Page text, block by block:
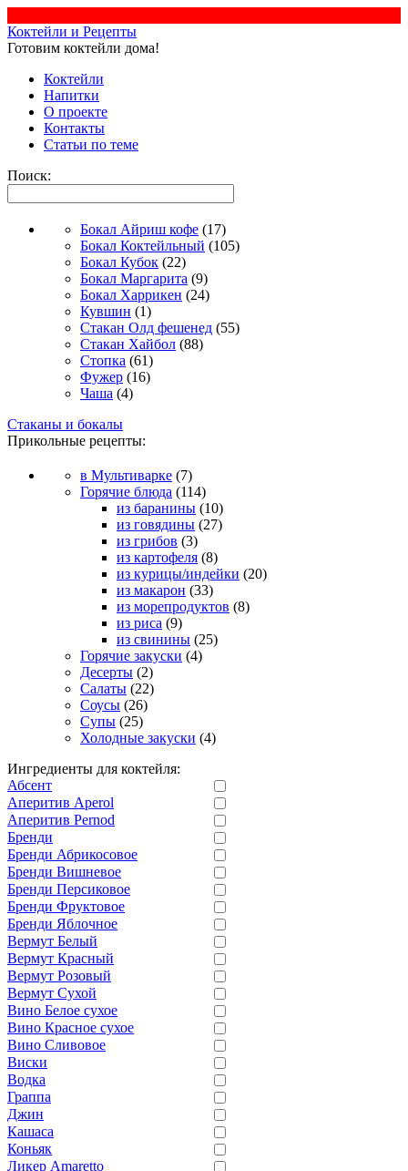
Коктейли и Рецепты
Готовим коктейли дома!
Коктейли
Напитки
О проекте
Контакты
Статьи по теме
Поиск:
Бокал Айриш кофе (17)
Бокал Коктейльный (105)
Бокал Кубок (22)
Бокал Маргарита (9)
Бокал Харрикен (24)
Кувшин (1)
Стакан Олд фешенед (55)
Стакан Хайбол (88)
Стопка (61)
Фужер (16)
Чаша (4)
Стаканы и бокалы
Прикольные рецепты:
в Мультиварке (7)
Горячие блюда (114)
из баранины (10)
из говядины (27)
из грибов (3)
из картофеля (8)
из курицы/индейки (20)
из макарон (33)
из морепродуктов (8)
из риса (9)
из свинины (25)
Горячие закуски (4)
Десерты (2)
Салаты (22)
Соусы (26)
Супы (25)
Холодные закуски (4)
Ингредиенты для коктейля:
Абсент
Аперитив Aperol
Аперитив Pernod
Бренди
Бренди Абрикосовое
Бренди Вишневое
Бренди Персиковое
Бренди Фруктовое
Бренди Яблочное
Вермут Белый
Вермут Красный
Вермут Розовый
Вермут Сухой
Вино Белое сухое
Вино Красное сухое
Вино Сливовое
Виски
Водка
Граппа
Джин
Кашаса
Коньяк
Ликер Amaretto